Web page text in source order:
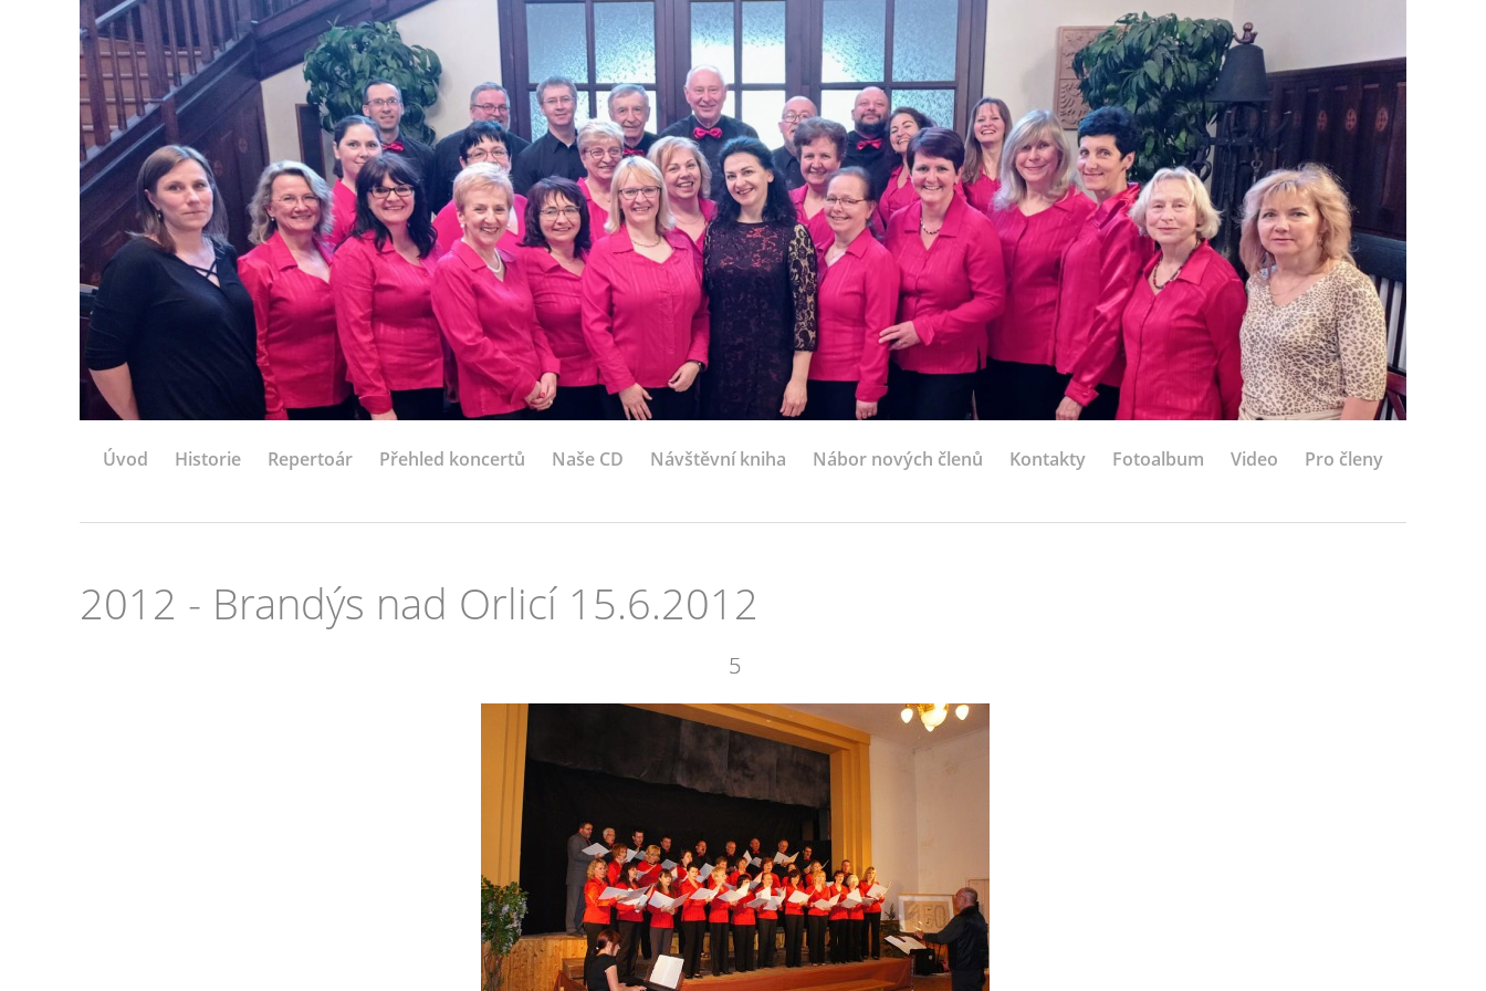
Úvod Historie Repertoár Přehled koncertů Naše CD Návštěvní kniha Nábor nových členů Kontakty Fotoalbum Video Pro členy
2012 - Brandýs nad Orlicí 15.6.2012
5